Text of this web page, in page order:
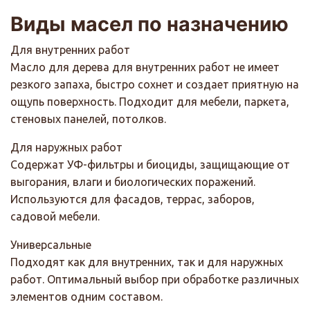
Виды масел по назначению
Для внутренних работ
Масло для дерева для внутренних работ не имеет
резкого запаха, быстро сохнет и создает приятную на
ощупь поверхность. Подходит для мебели, паркета,
стеновых панелей, потолков.
Для наружных работ
Содержат УФ-фильтры и биоциды, защищающие от
выгорания, влаги и биологических поражений.
Используются для фасадов, террас, заборов,
садовой мебели.
Универсальные
Подходят как для внутренних, так и для наружных
работ. Оптимальный выбор при обработке различных
элементов одним составом.